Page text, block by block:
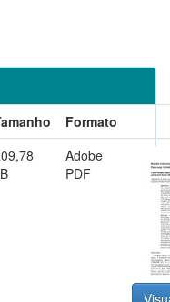
Formato
Adobe
PDF